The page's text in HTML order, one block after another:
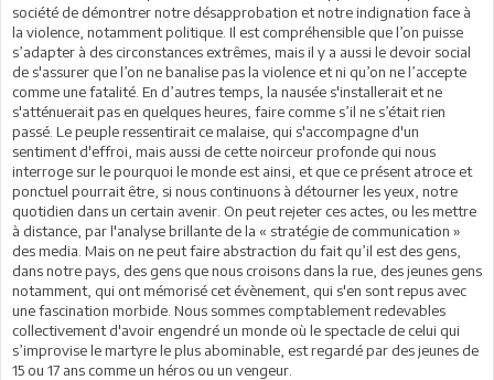
société de démontrer notre désapprobation et notre indignation face à
la violence, notamment politique. Il est compréhensible que l’on puisse
s’adapter à des circonstances extrêmes, mais il y a aussi le devoir social
de s'assurer que l’on ne banalise pas la violence et ni qu’on ne l’accepte
comme une fatalité. En d’autres temps, la nausée s'installerait et ne
s'atténuerait pas en quelques heures, faire comme s’il ne s’était rien
passé. Le peuple ressentirait ce malaise, qui s'accompagne d'un
sentiment d'effroi, mais aussi de cette noirceur profonde qui nous
interroge sur le pourquoi le monde est ainsi, et que ce présent atroce et
ponctuel pourrait être, si nous continuons à détourner les yeux, notre
quotidien dans un certain avenir. On peut rejeter ces actes, ou les mettre
à distance, par l'analyse brillante de la « stratégie de communication »
des media. Mais on ne peut faire abstraction du fait qu’il est des gens,
dans notre pays, des gens que nous croisons dans la rue, des jeunes gens
notamment, qui ont mémorisé cet évènement, qui s'en sont repus avec
une fascination morbide. Nous sommes comptablement redevables
collectivement d'avoir engendré un monde où le spectacle de celui qui
s’improvise le martyre le plus abominable, est regardé par des jeunes de
15 ou 17 ans comme un héros ou un vengeur.